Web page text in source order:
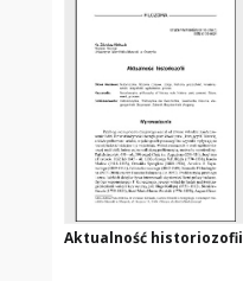
Aktualność historiozofii